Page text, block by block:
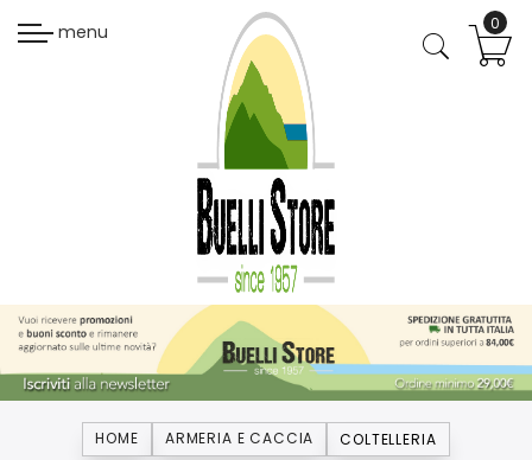
menu
HOME ARMERIA E CACCIA COLTELLERIA